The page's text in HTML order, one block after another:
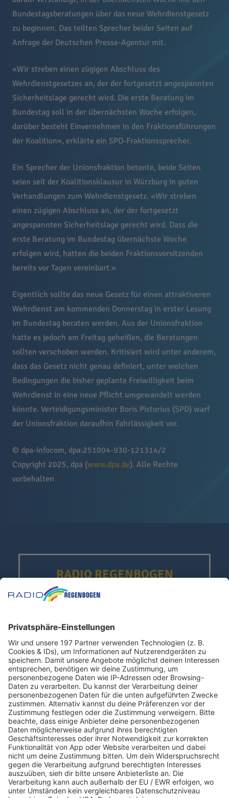
Bundestagsberatungen über das neue Wehrdienstgesetz
zu beginnen. Das teilten Sprecher beider Seiten auf
Anfrage der Deutschen Presse-Agentur mit.
«Wir streben einen zügigen Abschluss des
Wehrdienstgesetzes an, der der fortgesetzt angespannten
Sicherheitslage gerecht wird. Die erste Beratung im
Bundestag soll in der übernächsten Woche erfolgen,
darüber besteht Einvernehmen in den Fraktionsführungen
der Koalition», erklärte ein SPD-Fraktionssprecher.
Ein Sprecher der Unionsfraktion betonte, beide Seiten
seien seit der Koalitionsklausur in Würzburg in guten
Verhandlungen zum Wehrdienstgesetz. «Wir streben
einen zügigen Abschluss an, der der fortgesetzt
angespannten Sicherheitslage gerecht wird. Dass die
erste Beratung im Bundestag übernächste Woche
erfolgen wird, hatten die beiden Fraktionsvorsitzenden
bereits vor Tagen vereinbart.»
Eigentlich sollte das neue Gesetz für einen attraktiveren
Wehrdienst am kommenden Donnerstag in erster Lesung
im Bundestag beraten werden. Aus der Unionsfraktion
hatte es jedoch am Freitag geheißen, die Beratungen
sollten verschoben werden. Kritisiert wird unter anderem,
dass das Gesetz nicht genau definiert, unter welchen
Bedingungen die bisher geplante Freiwilligkeit beim
Wehrdienst in eine neue Pflicht umgewandelt werden
könnte. Verteidigungsminister Boris Pistorius (SPD) warf
der Unionsfraktion daraufhin Fahrlässigkeit vor.
© dpa-infocom, dpa:251004-930-121314/2
Copyright 2025, dpa (www.dpa.de). Alle Rechte
vorbehalten
RADIO REGENBOGEN
JETZT ABSPIELEN